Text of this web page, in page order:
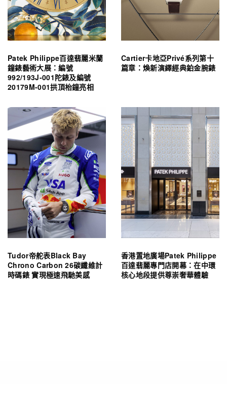
Patek Philippe百達翡麗米蘭
鐘錶藝術大展：編號
992/193J-001陀錶及編號
20179M-001拱頂枱鐘亮相
Cartier卡地亞Privé系列第十
篇章：煥新演繹經典鉑金腕錶
Tudor帝舵表Black Bay
Chrono Carbon 26碳纖維計
時碼錶 實現極速飛馳美感
香港置地廣場Patek Philippe
百達翡麗專門店開幕：在中環
核心地段提供尊崇奢華體驗